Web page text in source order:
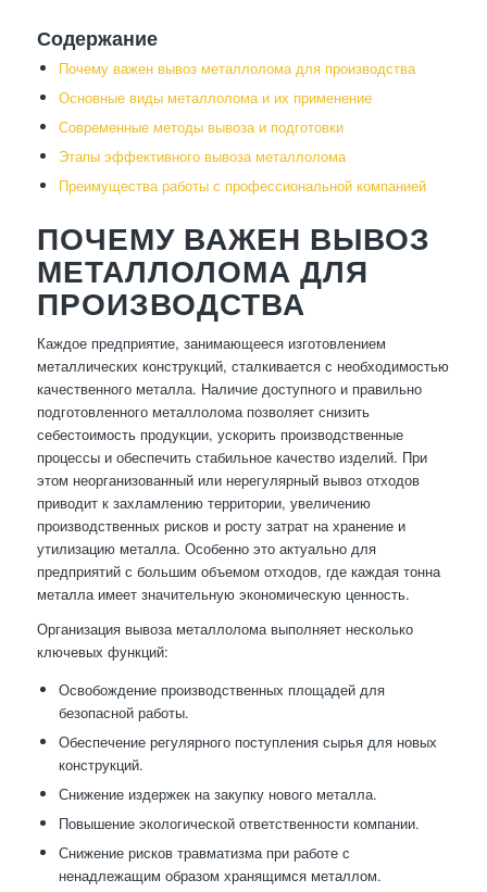
Содержание
Почему важен вывоз металлолома для производства
Основные виды металлолома и их применение
Современные методы вывоза и подготовки
Этапы эффективного вывоза металлолома
Преимущества работы с профессиональной компанией
ПОЧЕМУ ВАЖЕН ВЫВОЗ
МЕТАЛЛОЛОМА ДЛЯ
ПРОИЗВОДСТВА
Каждое предприятие, занимающееся изготовлением
металлических конструкций, сталкивается с необходимостью
качественного металла. Наличие доступного и правильно
подготовленного металлолома позволяет снизить
себестоимость продукции, ускорить производственные
процессы и обеспечить стабильное качество изделий. При
этом неорганизованный или нерегулярный вывоз отходов
приводит к захламлению территории, увеличению
производственных рисков и росту затрат на хранение и
утилизацию металла. Особенно это актуально для
предприятий с большим объемом отходов, где каждая тонна
металла имеет значительную экономическую ценность.
Организация вывоза металлолома выполняет несколько
ключевых функций:
Освобождение производственных площадей для
безопасной работы.
Обеспечение регулярного поступления сырья для новых
конструкций.
Снижение издержек на закупку нового металла.
Повышение экологической ответственности компании.
Снижение рисков травматизма при работе с
ненадлежащим образом хранящимся металлом.